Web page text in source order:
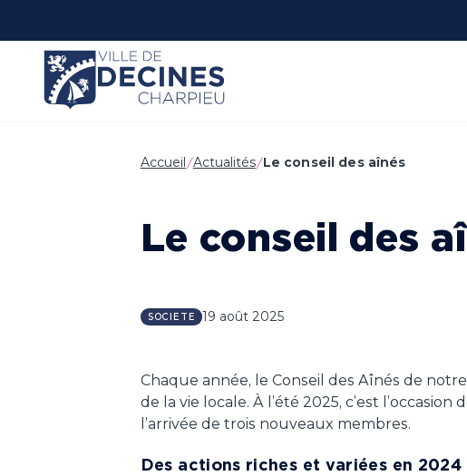
Accueil Actualités Le conseil des aînés
Le conseil des
SOCIETE 19 août 2025
Chaque année, le Conseil des Aînés de
de la vie locale. À l’été 2025, c’est
l’arrivée de trois nouveaux membres.
Des actions riches et variées en 2024